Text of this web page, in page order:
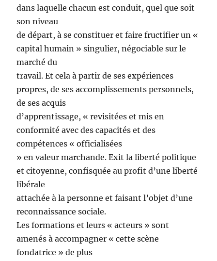
dans laquelle chacun est conduit, quel que soit
son niveau
de départ, à se constituer et faire fructifier un «
capital humain » singulier, négociable sur le
marché du
travail. Et cela à partir de ses expériences
propres, de ses accomplissements personnels,
de ses acquis
d’apprentissage, « revisitées et mis en
conformité avec des capacités et des
compétences « officialisées
» en valeur marchande. Exit la liberté politique
et citoyenne, confisquée au profit d’une liberté
libérale
attachée à la personne et faisant l’objet d’une
reconnaissance sociale.
Les formations et leurs « acteurs » sont
amenés à accompagner « cette scène
fondatrice » de plus